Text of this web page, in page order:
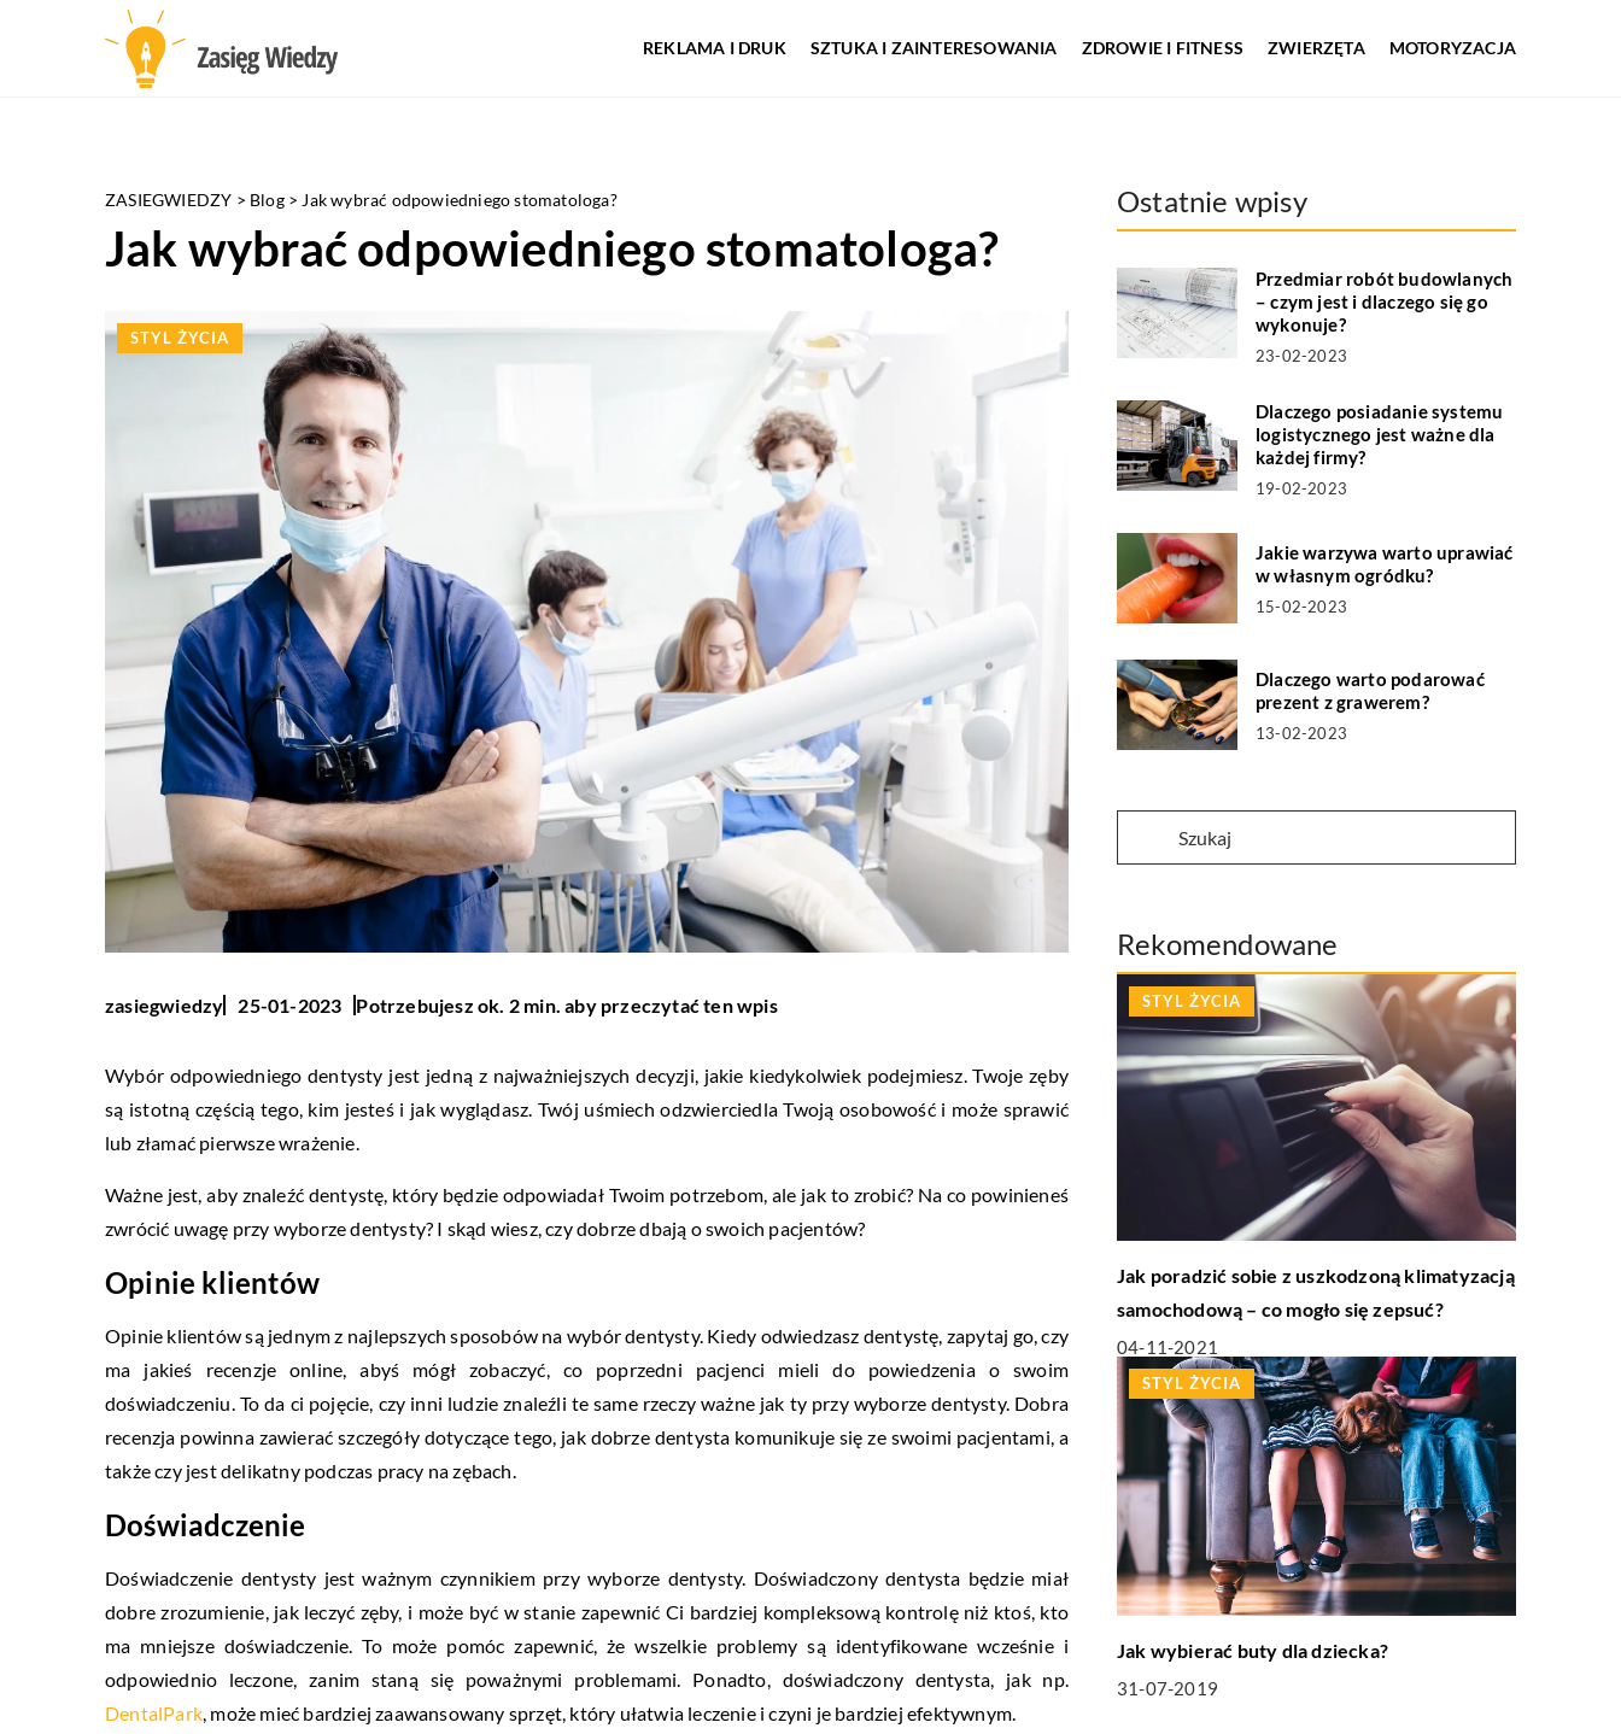
REKLAMA I DRUK SZTUKA I ZAINTERESOWANIA ZDROWIE I FITNESS ZWIERZĘTA MOTORYZACJA
ZASIEGWIEDZY > Blog> Jak wybrać odpowiedniego stomatologa?
Jak wybrać odpowiedniego stomatologa?
STYL ŻYCIA
zasiegwiedzy 25-01-2023 Potrzebujesz ok. 2 min. aby przeczytać ten wpis
Wybór odpowiedniego dentysty jest jedną z najważniejszych decyzji, jakie kiedykolwiek podejmiesz. Twoje zęby
są istotną częścią tego, kim jesteś i jak wyglądasz. Twój uśmiech odzwierciedla Twoją osobowość i może sprawić
lub złamać pierwsze wrażenie.
Ważne jest, aby znaleźć dentystę, który będzie odpowiadał Twoim potrzebom, ale jak to zrobić? Na co powinieneś
zwrócić uwagę przy wyborze dentysty? I skąd wiesz, czy dobrze dbają o swoich pacjentów?
Opinie klientów
Opinie klientów są jednym z najlepszych sposobów na wybór dentysty. Kiedy odwiedzasz dentystę, zapytaj go, czy
ma jakieś recenzje online, abyś mógł zobaczyć, co poprzedni pacjenci mieli do powiedzenia o swoim
doświadczeniu. To da ci pojęcie, czy inni ludzie znaleźli te same rzeczy ważne jak ty przy wyborze dentysty. Dobra
recenzja powinna zawierać szczegóły dotyczące tego, jak dobrze dentysta komunikuje się ze swoimi pacjentami, a
także czy jest delikatny podczas pracy na zębach.
Doświadczenie
Doświadczenie dentysty jest ważnym czynnikiem przy wyborze dentysty. Doświadczony dentysta będzie miał
dobre zrozumienie, jak leczyć zęby, i może być w stanie zapewnić Ci bardziej kompleksową kontrolę niż ktoś, kto
ma mniejsze doświadczenie. To może pomóc zapewnić, że wszelkie problemy są identyfikowane wcześnie i
odpowiednio leczone, zanim staną się poważnymi problemami. Ponadto, doświadczony dentysta, jak np.
DentalPark, może mieć bardziej zaawansowany sprzęt, który ułatwia leczenie i czyni je bardziej efektywnym.
Ostatnie wpisy
Przedmiar robót budowlanych
– czym jest i dlaczego się go
wykonuje?
23-02-2023
Dlaczego posiadanie systemu
logistycznego jest ważne dla
każdej firmy?
19-02-2023
Jakie warzywa warto uprawiać
w własnym ogródku?
15-02-2023
Dlaczego warto podarować
prezent z grawerem?
13-02-2023
Rekomendowane
STYL ŻYCIA
Jak poradzić sobie z uszkodzoną klimatyzacją
samochodową – co mogło się zepsuć?
04-11-2021
STYL ŻYCIA
Jak wybierać buty dla dziecka?
31-07-2019